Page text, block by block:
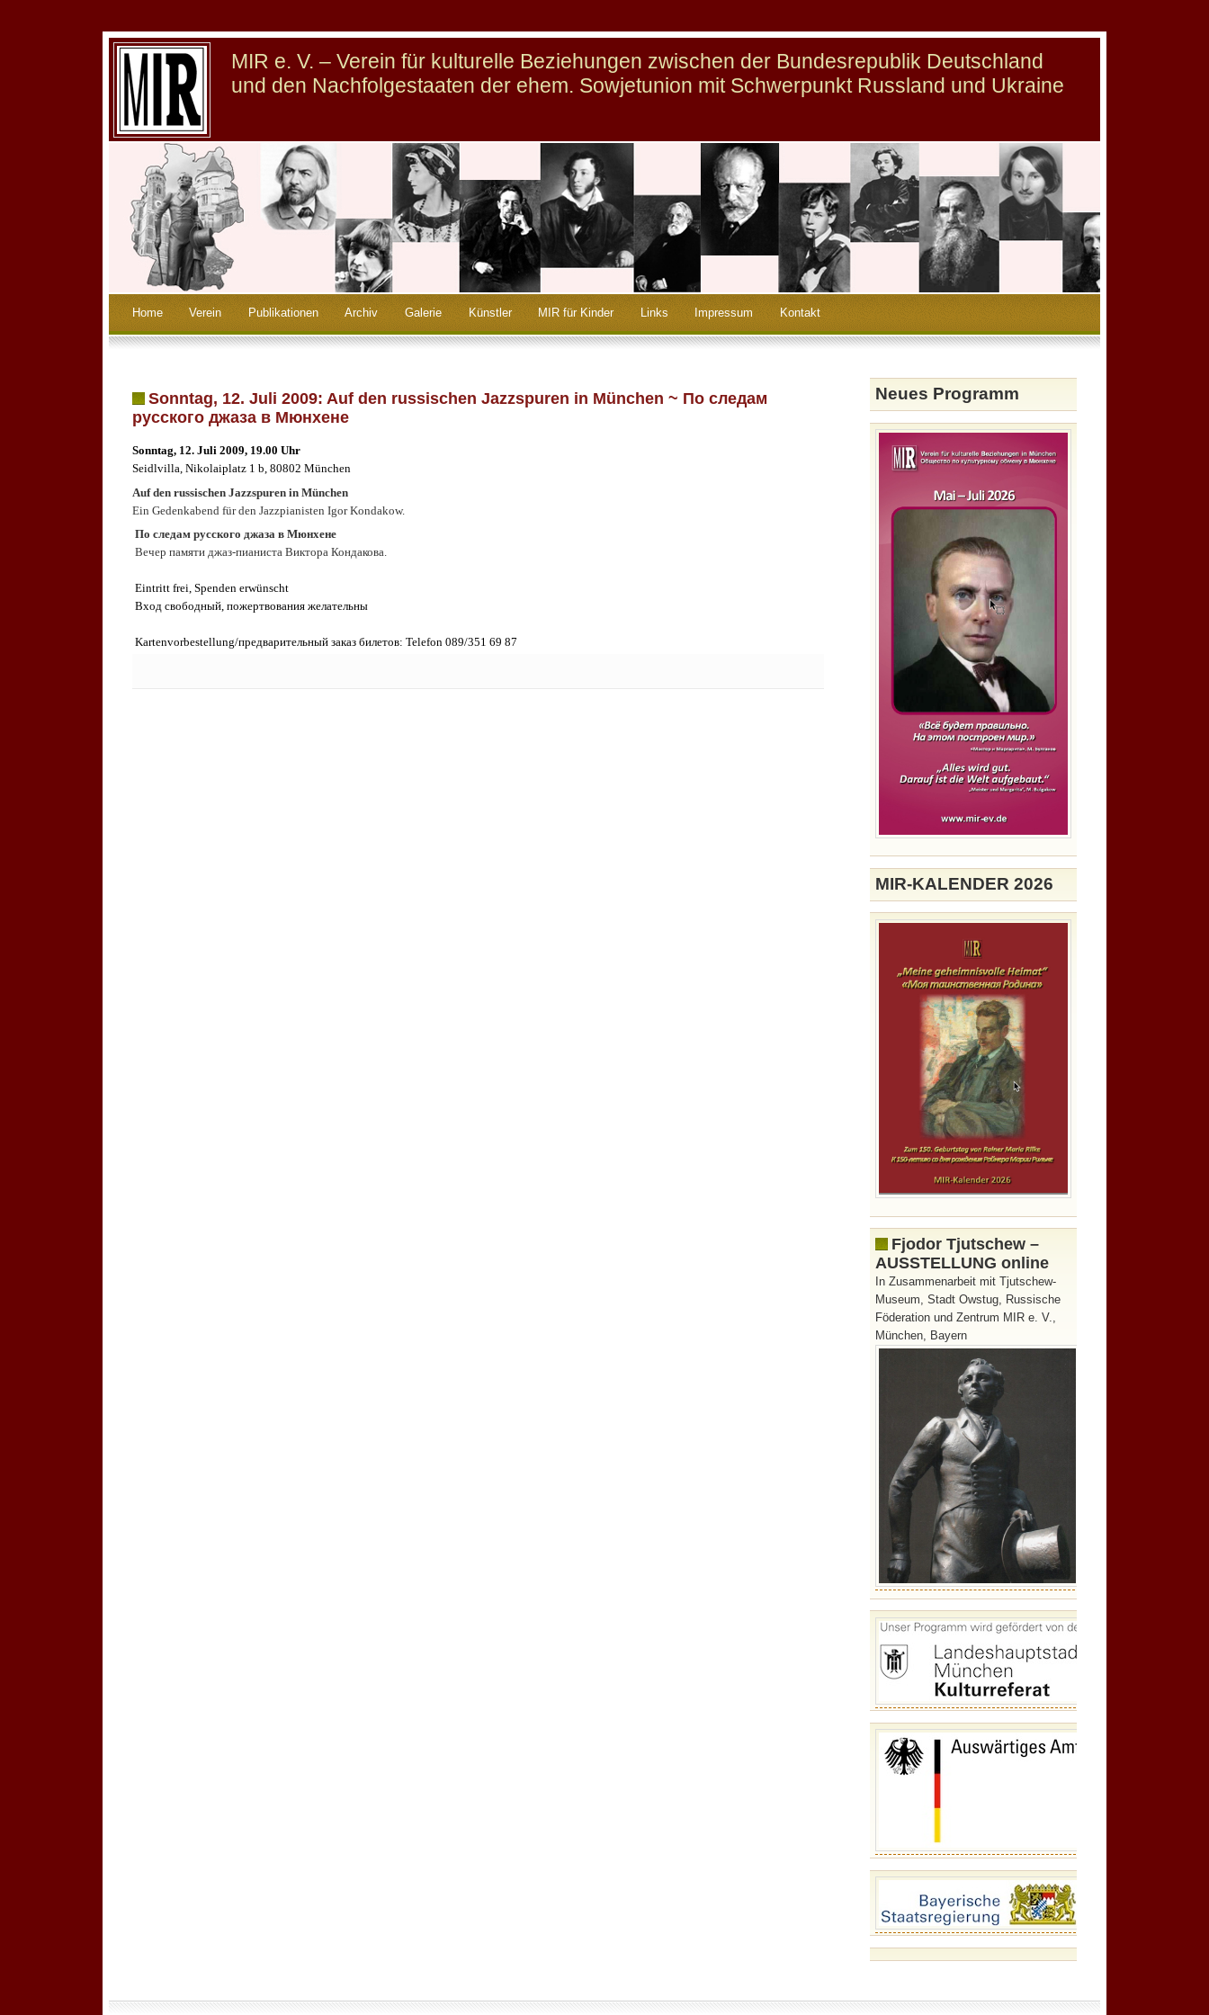
MIR e. V. – Verein für kulturelle Beziehungen zwischen der Bundesrepublik Deutschland
und den Nachfolgestaaten der ehem. Sowjetunion mit Schwerpunkt Russland und Ukraine
Home Verein Publikationen Archiv Galerie Künstler MIR für Kinder Links Impressum Kontakt
Sonntag, 12. Juli 2009: Auf den russischen Jazzspuren in München ~ По следам
русского джаза в Мюнхене
Sonntag, 12. Juli 2009, 19.00 Uhr
Seidlvilla, Nikolaiplatz 1 b, 80802 München
Auf den russischen Jazzspuren in München
Ein Gedenkabend für den Jazzpianisten Igor Kondakow.
По следам русского джаза в Мюнхене
Вечер памяти джаз-пианиста Виктора Кондакова.
Eintritt frei, Spenden erwünscht
Вход свободный, пожертвования желательны
Kartenvorbestellung/предварительный заказ билетов: Telefon 089/351 69 87
Neues Programm
MIR-KALENDER 2026
Fjodor Tjutschew –
AUSSTELLUNG online
In Zusammenarbeit mit Tjutschew-
Museum, Stadt Owstug, Russische
Föderation und Zentrum MIR e. V.,
München, Bayern